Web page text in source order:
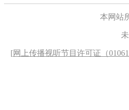
本网站
[网上传播视听节目许可证（